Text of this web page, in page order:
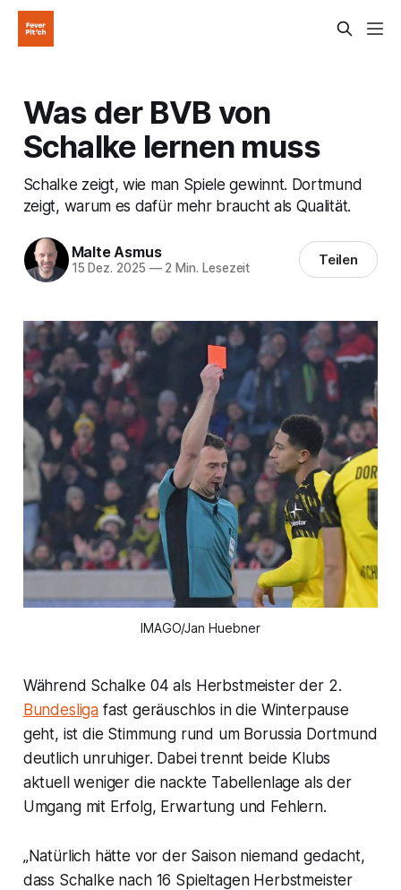
Was der BVB von
Schalke lernen muss
Schalke zeigt, wie man Spiele gewinnt. Dortmund
zeigt, warum es dafür mehr braucht als Qualität.
Malte Asmus
15 Dez. 2025 —2 Min. Lesezeit Teilen
IMAGO/Jan Huebner
Während Schalke 04 als Herbstmeister der 2.
Bundesliga fast geräuschlos in die Winterpause
geht, ist die Stimmung rund um Borussia Dortmund
deutlich unruhiger. Dabei trennt beide Klubs
aktuell weniger die nackte Tabellenlage als der
Umgang mit Erfolg, Erwartung und Fehlern.
„Natürlich hätte vor der Saison niemand gedacht,
dass Schalke nach 16 Spieltagen Herbstmeister